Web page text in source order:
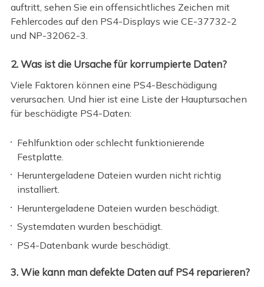
auftritt, sehen Sie ein offensichtliches Zeichen mit
Fehlercodes auf den PS4-Displays wie CE-37732-2
und NP-32062-3.
2. Was ist die Ursache für korrumpierte Daten?
Viele Faktoren können eine PS4-Beschädigung
verursachen. Und hier ist eine Liste der Hauptursachen
für beschädigte PS4-Daten:
Fehlfunktion oder schlecht funktionierende
Festplatte.
Heruntergeladene Dateien wurden nicht richtig
installiert.
Heruntergeladene Dateien wurden beschädigt.
Systemdaten wurden beschädigt.
PS4-Datenbank wurde beschädigt.
3. Wie kann man defekte Daten auf PS4 reparieren?